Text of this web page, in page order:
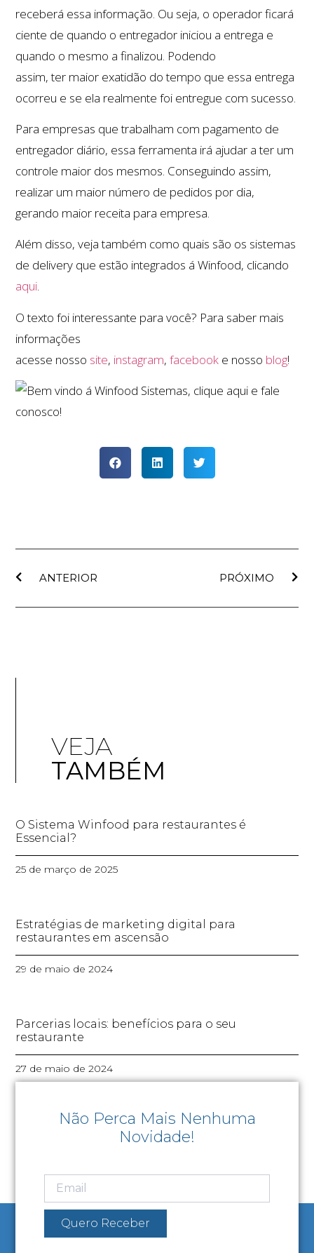
receberá essa informação. Ou seja, o operador ficará
ciente de quando o entregador iniciou a entrega e
quando o mesmo a finalizou. Podendo
assim, ter maior exatidão do tempo que essa entrega
ocorreu e se ela realmente foi entregue com sucesso.
Para empresas que trabalham com pagamento de
entregador diário, essa ferramenta irá ajudar a ter um
controle maior dos mesmos. Conseguindo assim,
realizar um maior número de pedidos por dia,
gerando maior receita para empresa.
Além disso, veja também como quais são os sistemas
de delivery que estão integrados á Winfood, clicando
aqui.
O texto foi interessante para você? Para saber mais
informações
acesse nosso site, instagram,facebook e nosso blog!
ANTERIOR PRÓXIMO
VEJA
TAMBÉM
O Sistema Winfood para restaurantes é
Essencial?
25 de março de 2025
Estratégias de marketing digital para
restaurantes em ascensão
29 de maio de 2024
Parcerias locais: benefícios para o seu
restaurante
27 de maio de 2024
Não Perca Mais Nenhuma
Novidade!
Quero Receber